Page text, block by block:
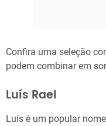
Confira uma seleção
podem combinar em
Luís Rael
Luís é um popular